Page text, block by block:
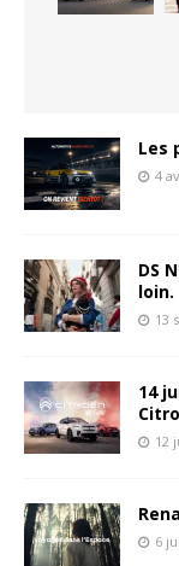
Les
4
DS
loin.
13
14
12
6